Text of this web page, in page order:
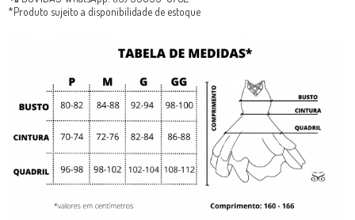
*Produto sujeito a disponibilidade de estoque